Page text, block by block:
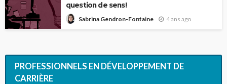
question de sens!
Sabrina Gendron-Fontaine 4 ans ago
PROFESSIONNELS EN DÉVELOPPEMENT DE
CARRIÈRE